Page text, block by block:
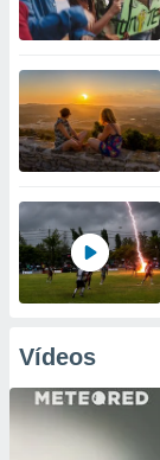
Vídeos